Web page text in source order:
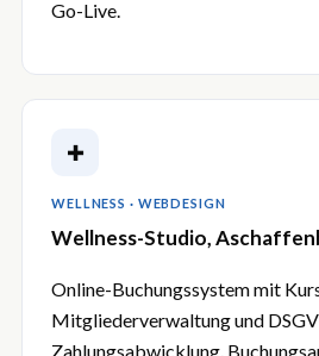
Go-Live.
✚
WELLNESS · WEBDESIGN
Wellness-Studio,
Online-Buchungssystem mit
Mitgliederverwaltung und
Zahlungsabwicklung.